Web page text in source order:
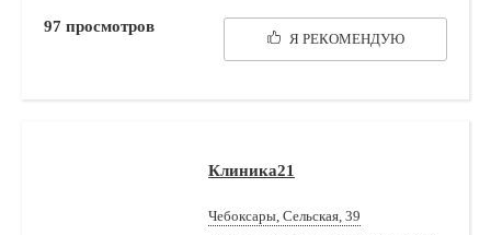
Я РЕКОМЕНДУЮ
97 просмотров
Клиника21
Чебоксары, Сельская, 39